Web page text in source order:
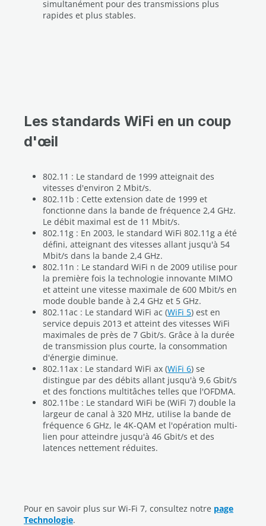
simultanément pour des transmissions plus
rapides et plus stables.
Les standards WiFi en un coup
d'œil
802.11 : Le standard de 1999 atteignait des
vitesses d'environ 2 Mbit/s.
802.11b : Cette extension date de 1999 et
fonctionne dans la bande de fréquence 2,4 GHz.
Le débit maximal est de 11 Mbit/s.
802.11g : En 2003, le standard WiFi 802.11g a été
défini, atteignant des vitesses allant jusqu'à 54
Mbit/s dans la bande 2,4 GHz.
802.11n : Le standard WiFi n de 2009 utilise pour
la première fois la technologie innovante MIMO
et atteint une vitesse maximale de 600 Mbit/s en
mode double bande à 2,4 GHz et 5 GHz.
802.11ac : Le standard WiFi ac (WiFi 5) est en
service depuis 2013 et atteint des vitesses WiFi
maximales de près de 7 Gbit/s. Grâce à la durée
de transmission plus courte, la consommation
d'énergie diminue.
802.11ax : Le standard WiFi ax (WiFi 6) se
distingue par des débits allant jusqu'à 9,6 Gbit/s
et des fonctions multitâches telles que l'OFDMA.
802.11be : Le standard WiFi be (WiFi 7) double la
largeur de canal à 320 MHz, utilise la bande de
fréquence 6 GHz, le 4K-QAM et l'opération multi-
lien pour atteindre jusqu'à 46 Gbit/s et des
latences nettement réduites.
Pour en savoir plus sur Wi-Fi 7, consultez notre page
Technologie.